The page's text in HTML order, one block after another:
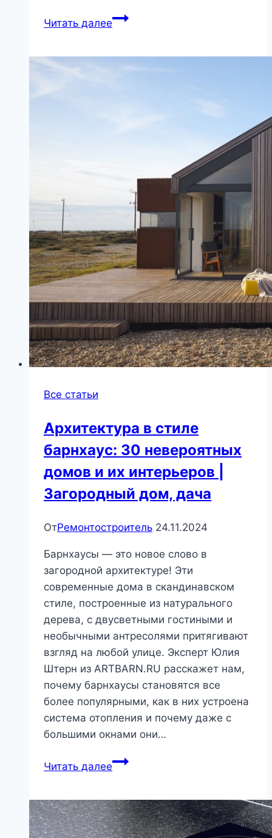
Читать далееКак
петли
Все статьи
Архитектура в стиле
барнхаус: 30 невероятных
домов и их интерьеров |
Загородный дом, дача
ОтРемонтостроитель 24.11.2024
Барнхаусы — это новое слово в
загородной архитектуре! Эти
современные дома в скандинавском
стиле, построенные из натурального
дерева, с двусветными гостиными и
необычными антресолями притягивают
взгляд на любой улице. Эксперт Юлия
Штерн из ARTBARN.RU расскажет нам,
почему барнхаусы становятся все
более популярными, как в них устроена
система отопления и почему даже с
большими окнами они…
Читать далееАрхитектура
барнхаус:
30